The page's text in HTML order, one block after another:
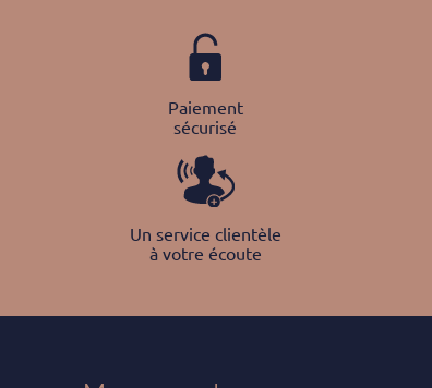
Paiement
sécurisé
Un service clientèle
à votre écoute